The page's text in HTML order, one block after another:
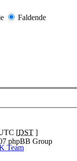
Faldende
[DST ]
phpBB Group
Team